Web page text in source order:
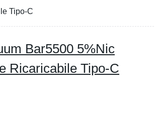
Tipo-C
Bar5500 5%Nic
Ricaricabile Tipo-C